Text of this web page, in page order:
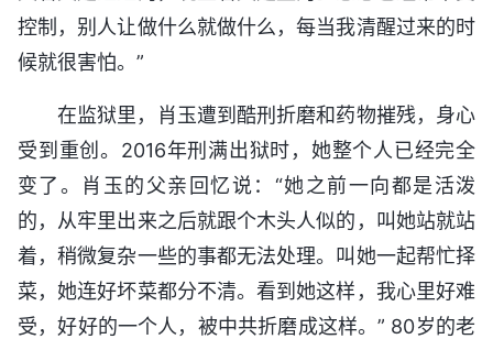
控制，别人让做什么就做什么，每当我清醒过来的时
候就很害怕。”
在监狱里，肖玉遭到酷刑折磨和药物摧残，身心
受到重创。2016年刑满出狱时，她整个人已经完全
变了。肖玉的父亲回忆说：“她之前一向都是活泼
的，从牢里出来之后就跟个木头人似的，叫她站就站
着，稍微复杂一些的事都无法处理。叫她一起帮忙择
菜，她连好坏菜都分不清。看到她这样，我心里好难
受，好好的一个人，被中共折磨成这样。” 80岁的老